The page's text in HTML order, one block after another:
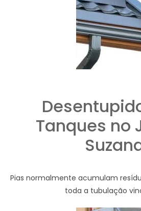
Tanques no
Pias normalmente acumulam
toda a tubulação